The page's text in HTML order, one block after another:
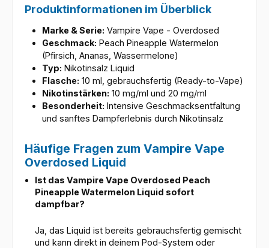
Produktinformationen im Überblick
Marke & Serie: Vampire Vape - Overdosed
Geschmack: Peach Pineapple Watermelon
(Pfirsich, Ananas, Wassermelone)
Typ: Nikotinsalz Liquid
Flasche: 10 ml, gebrauchsfertig (Ready-to-Vape)
Nikotinstärken: 10 mg/ml und 20 mg/ml
Besonderheit: Intensive Geschmacksentfaltung
und sanftes Dampferlebnis durch Nikotinsalz
Häufige Fragen zum Vampire Vape
Overdosed Liquid
Ist das Vampire Vape Overdosed Peach
Pineapple Watermelon Liquid sofort
dampfbar?
Ja, das Liquid ist bereits gebrauchsfertig gemischt
und kann direkt in deinem Pod-System oder